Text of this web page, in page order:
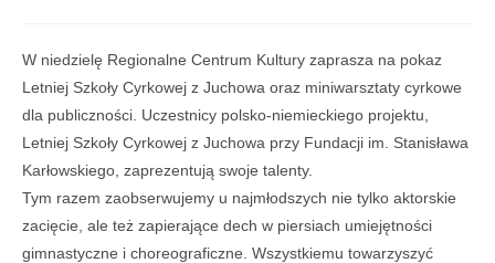
W niedzielę Regionalne Centrum Kultury zaprasza na pokaz
Letniej Szkoły Cyrkowej z Juchowa oraz miniwarsztaty cyrkowe
dla publiczności. Uczestnicy polsko-niemieckiego projektu,
Letniej Szkoły Cyrkowej z Juchowa przy Fundacji im. Stanisława
Karłowskiego, zaprezentują swoje talenty.
Tym razem zaobserwujemy u najmłodszych nie tylko aktorskie
zacięcie, ale też zapierające dech w piersiach umiejętności
gimnastyczne i choreograficzne. Wszystkiemu towarzyszyć